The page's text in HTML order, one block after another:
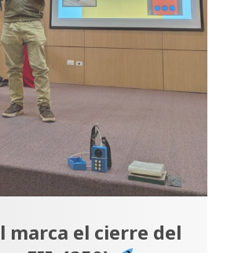
marca el cierre del